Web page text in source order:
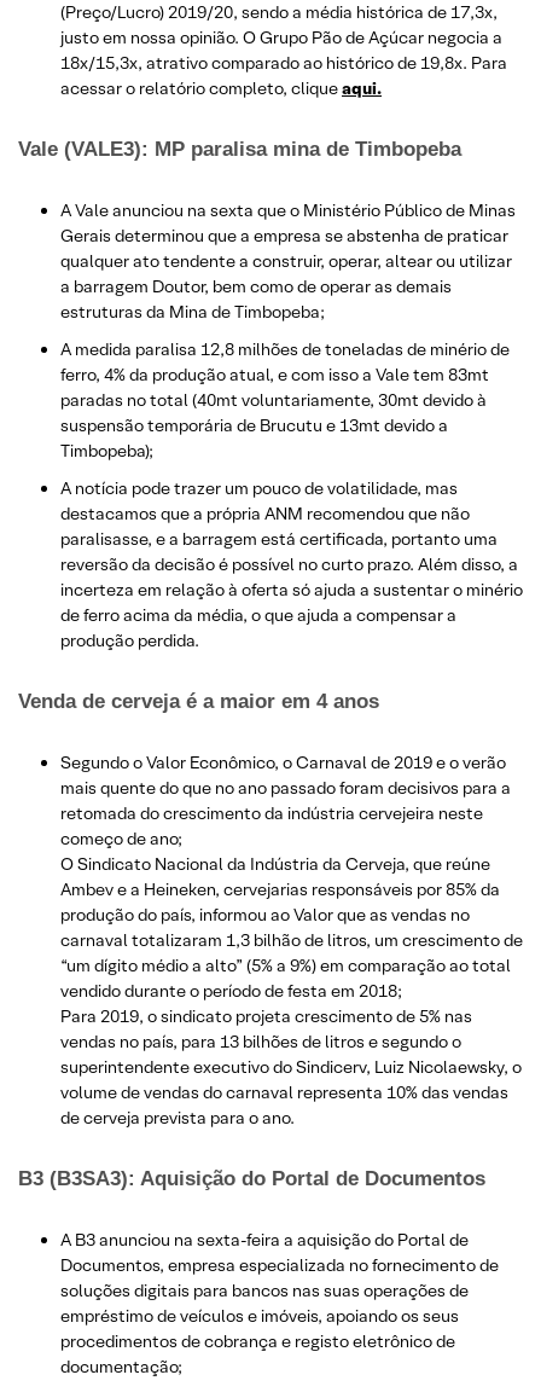
(Preço/Lucro) 2019/20, sendo a média histórica de 17,3x,
justo em nossa opinião. O Grupo Pão de Açúcar negocia a
18x/15,3x, atrativo comparado ao histórico de 19,8x. Para
acessar o relatório completo, cliqueaqui.
Vale (VALE3): MP paralisa mina de Timbopeba
A Vale anunciou na sexta que o Ministério Público de Minas
Gerais determinou que a empresa se abstenha de praticar
qualquer ato tendente a construir, operar, altear ou utilizar
a barragem Doutor, bem como de operar as demais
estruturas da Mina de Timbopeba;
A medida paralisa 12,8 milhões de toneladas de minério de
ferro, 4% da produção atual, e com isso a Vale tem 83mt
paradas no total (40mt voluntariamente, 30mt devido à
suspensão temporária de Brucutu e 13mt devido a
Timbopeba);
A notícia pode trazer um pouco de volatilidade, mas
destacamos que a própria ANM recomendou que não
paralisasse, e a barragem está certificada, portanto uma
reversão da decisão é possível no curto prazo. Além disso, a
incerteza em relação à oferta só ajuda a sustentar o minério
de ferro acima da média, o que ajuda a compensar a
produção perdida.
Venda de cerveja é a maior em 4 anos
Segundo o Valor Econômico, o Carnaval de 2019 e o verão
mais quente do que no ano passado foram decisivos para a
retomada do crescimento da indústria cervejeira neste
começo de ano;
O Sindicato Nacional da Indústria da Cerveja, que reúne
Ambev e a Heineken, cervejarias responsáveis por 85% da
produção do país, informou ao Valor que as vendas no
carnaval totalizaram 1,3 bilhão de litros, um crescimento de
“um dígito médio a alto” (5% a 9%) em comparação ao total
vendido durante o período de festa em 2018;
Para 2019, o sindicato projeta crescimento de 5% nas
vendas no país, para 13 bilhões de litros e segundo o
superintendente executivo do Sindicerv, Luiz Nicolaewsky, o
volume de vendas do carnaval representa 10% das vendas
de cerveja prevista para o ano.
B3 (B3SA3): Aquisição do Portal de Documentos
A B3 anunciou na sexta-feira a aquisição do Portal de
Documentos, empresa especializada no fornecimento de
soluções digitais para bancos nas suas operações de
empréstimo de veículos e imóveis, apoiando os seus
procedimentos de cobrança e registo eletrônico de
documentação;